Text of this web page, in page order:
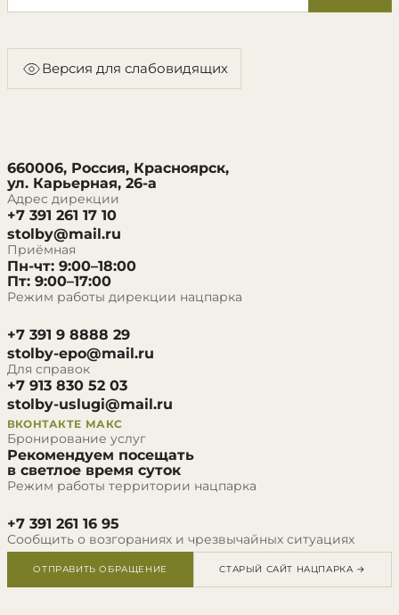
Версия для слабовидящих
660006, Россия, Красноярск,
ул. Карьерная, 26-а
Адрес дирекции
+7 391 261 17 10
stolby@mail.ru
Приёмная
Пн-чт: 9:00–18:00
Пт: 9:00–17:00
Режим работы дирекции нацпарка
+7 391 9 8888 29
stolby-epo@mail.ru
Для справок
+7 913 830 52 03
stolby-uslugi@mail.ru
ВКОНТАКТЕ МАКС
Бронирование услуг
Рекомендуем посещать
в светлое время суток
Режим работы территории нацпарка
+7 391 261 16 95
Сообщить о возгораниях и чрезвычайных ситуациях
ОТПРАВИТЬ ОБРАЩЕНИЕ СТАРЫЙ САЙТ НАЦПАРКА →